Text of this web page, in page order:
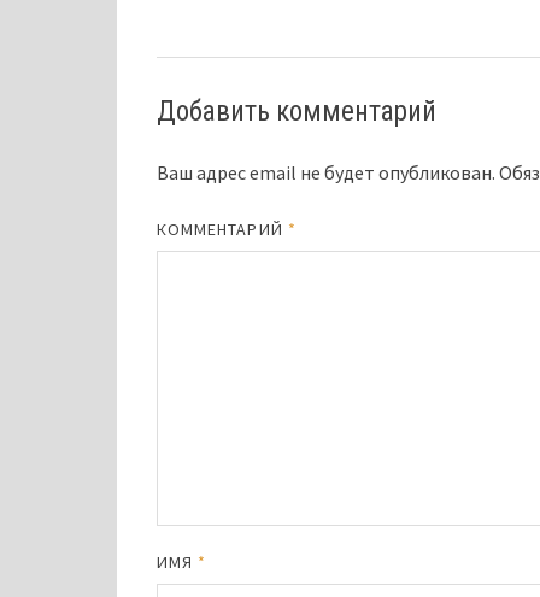
Добавить комментарий
Ваш адрес email не будет опубликован.
КОММЕНТАРИЙ *
ИМЯ *